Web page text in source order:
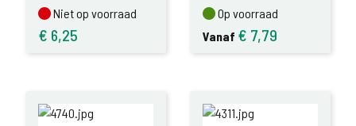
Niet op voorraad
Niet op voorraad
€ 6,25
Op voorraad
Op voorraad
Vanaf € 7,79